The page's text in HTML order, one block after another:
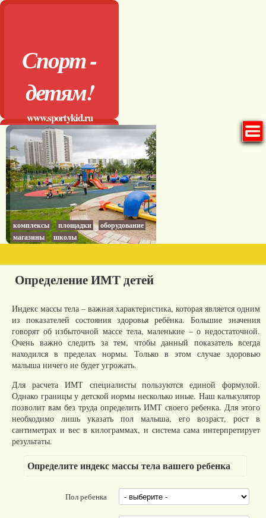
Спорт -
детям!
www.sportykid.ru
комплексы площадки
оборудование
магазины
школы
Определение ИМТ детей
Индекс массы тела – важная характеристика, которая является одним
из показателей состояния здоровья ребёнка. Большие значения
говорят об избыточной массе тела, маленькие – о недостаточной.
Очень важно следить за тем, чтобы данный показатель всегда
находился в пределах нормы. Только в этом случае здоровью
малыша ничего не будет угрожать.
Для расчета ИМТ специалисты пользуются единой формулой.
Однако границы у детской нормы несколько иные. Наш калькулятор
позволит вам без труда определить ИМТ своего ребенка. Для этого
необходимо лишь указать пол малыша, его возраст, рост в
сантиметрах и вес в килограммах, и система сама интерпретирует
результаты.
Определите индекс массы тела вашего ребенка
Пол ребенка